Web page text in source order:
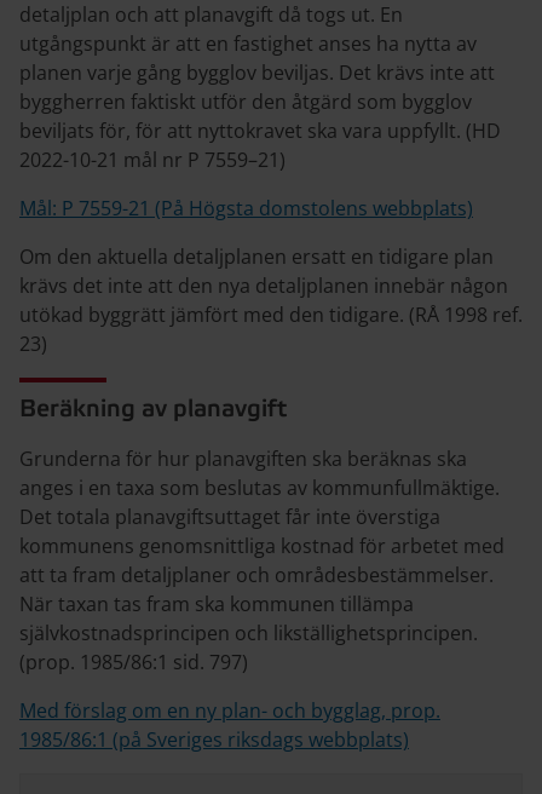
detaljplan och att planavgift då togs ut. En
utgångspunkt är att en fastighet anses ha nytta av
planen varje gång bygglov beviljas. Det krävs inte att
byggherren faktiskt utför den åtgärd som bygglov
beviljats för, för att nyttokravet ska vara uppfyllt. (HD
2022-10-21 mål nr P 7559–21)
Mål: P 7559-21 (På Högsta domstolens webbplats)
Om den aktuella detaljplanen ersatt en tidigare plan
krävs det inte att den nya detaljplanen innebär någon
utökad byggrätt jämfört med den tidigare. (RÅ 1998 ref.
23)
Beräkning av planavgift
Grunderna för hur planavgiften ska beräknas ska
anges i en taxa som beslutas av kommunfullmäktige.
Det totala planavgiftsuttaget får inte överstiga
kommunens genomsnittliga kostnad för arbetet med
att ta fram detaljplaner och områdesbestämmelser.
När taxan tas fram ska kommunen tillämpa
självkostnadsprincipen och likställighetsprincipen.
(prop. 1985/86:1 sid. 797)
Med förslag om en ny plan- och bygglag, prop.
1985/86:1 (på Sveriges riksdags webbplats)